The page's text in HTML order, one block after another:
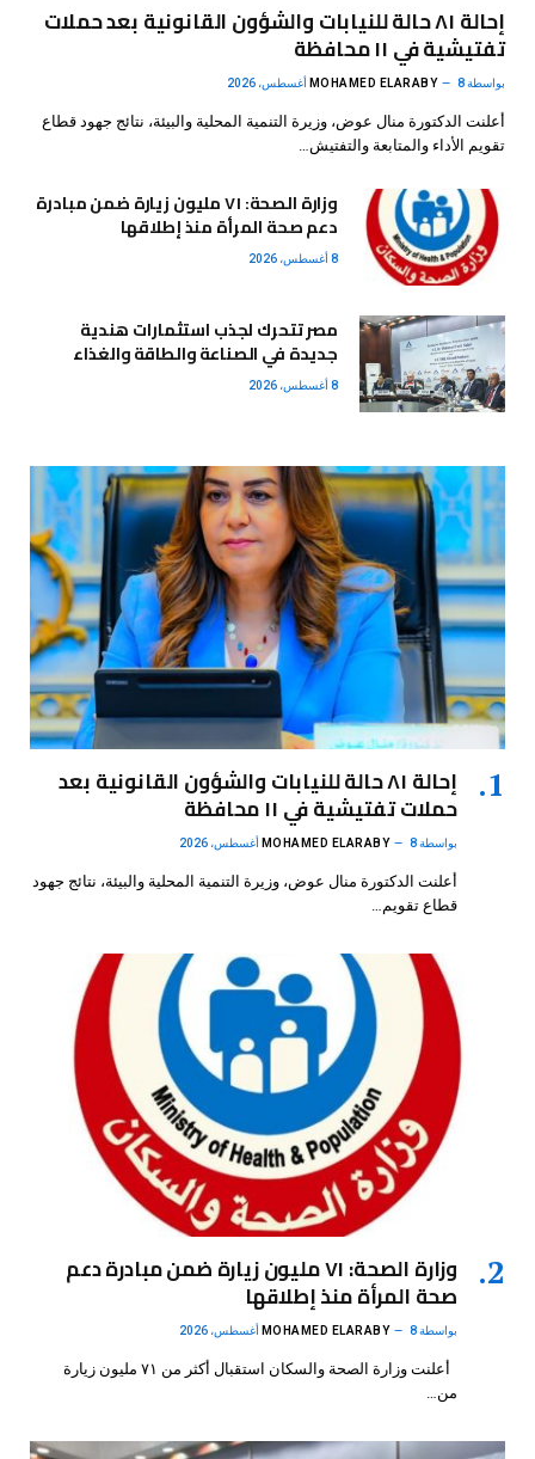
إحالة ٨١ حالة للنيابات والشؤون القانونية بعد حملات
تفتيشية في ١١ محافظة
بواسطة MOHAMED ELARABY 8 أغسطس، 2026
أعلنت الدكتورة منال عوض، وزيرة التنمية المحلية والبيئة، نتائج جهود قطاع
تقويم الأداء والمتابعة والتفتيش…
وزارة الصحة: ٧١ مليون زيارة ضمن مبادرة
دعم صحة المرأة منذ إطلاقها
8 أغسطس، 2026
مصر تتحرك لجذب استثمارات هندية
جديدة في الصناعة والطاقة والغذاء
8 أغسطس، 2026
إحالة ٨١ حالة للنيابات والشؤون القانونية بعد
حملات تفتيشية في ١١ محافظة
بواسطة MOHAMED ELARABY 8 أغسطس، 2026
أعلنت الدكتورة منال عوض، وزيرة التنمية المحلية والبيئة، نتائج جهود
قطاع تقويم…
وزارة الصحة: ٧١ مليون زيارة ضمن مبادرة دعم
صحة المرأة منذ إطلاقها
بواسطة MOHAMED ELARABY 8 أغسطس، 2026
أعلنت وزارة الصحة والسكان استقبال أكثر من ٧١ مليون زيارة
من…